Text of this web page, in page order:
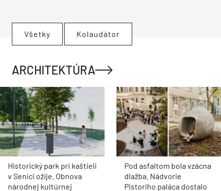
Všetky Kolaudátor
Historický park pri kaštieli
v Senici ožije. Obnova
národnej kultúrnej
pamiatky vstupuje do
Pod asfaltom bola vzácna
dlažba. Nádvorie
Pistoriho paláca dostalo
novú energiu